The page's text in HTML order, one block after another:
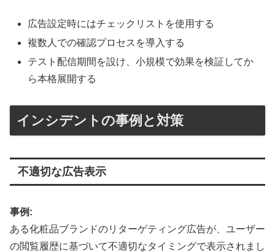
広告設定時にはチェックリストを使用する
複数人での確認プロセスを導入する
テスト配信期間を設け、小規模で効果を検証してか
ら本格展開する
インシデントの事例と対策
不適切な広告表示
事例:
ある化粧品ブランドのリターゲティング広告が、ユーザー
の閲覧履歴に基づいて不適切なタイミングで表示されまし